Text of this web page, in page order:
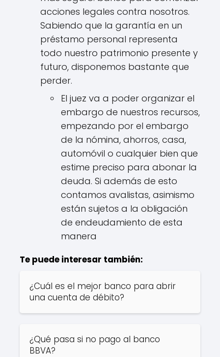
acciones legales contra nosotros.
Sabiendo que la garantía en un
préstamo personal representa
todo nuestro patrimonio presente y
futuro, disponemos bastante que
perder.
El juez va a poder organizar el
embargo de nuestros recursos,
empezando por el embargo
de la nómina, ahorros, casa,
automóvil o cualquier bien que
estime preciso para abonar la
deuda. Si además de esto
contamos avalistas, asimismo
están sujetos a la obligación
de endeudamiento de esta
manera
Te puede interesar también:
¿Cuál es el mejor banco para abrir
una cuenta de débito?
¿Qué pasa si no pago al banco
BBVA?